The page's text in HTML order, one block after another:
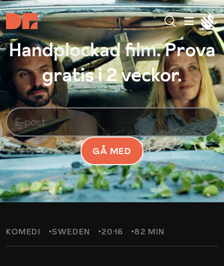
Handplockad film. Prova
gratis i 2 veckor.
GÅ MED
KOMEDI SWEDEN 2016 82 MIN